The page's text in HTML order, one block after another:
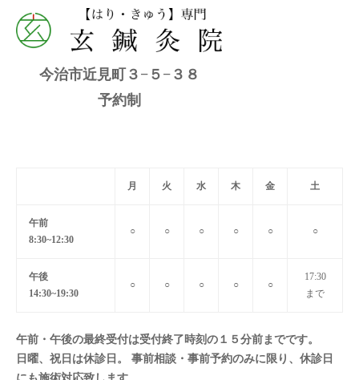
今治市近見町３−５−３８
予約制
月 火 水 木 金 土
午前
8:30~12:30
○ ○ ○ ○ ○ ○
午後
14:30~19:30
○ ○ ○ ○ ○
17:30
まで
午前・午後の最終受付は受付終了時刻の１５分前までです。
日曜、祝日は休診日。 事前相談・事前予約のみに限り、休診日